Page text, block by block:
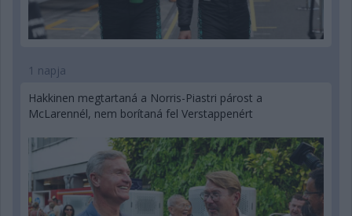
1 napja
Hakkinen megtartaná a Norris-Piastri párost a
McLarennél, nem borítaná fel Verstappenért